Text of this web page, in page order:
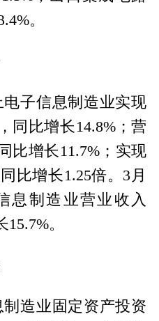
。
子信息制造业实现
同比增长14.8%；营
比增长11.7%；实现
比增长1.25倍。3月
息制造业营业收入
。
造业固定资产投资